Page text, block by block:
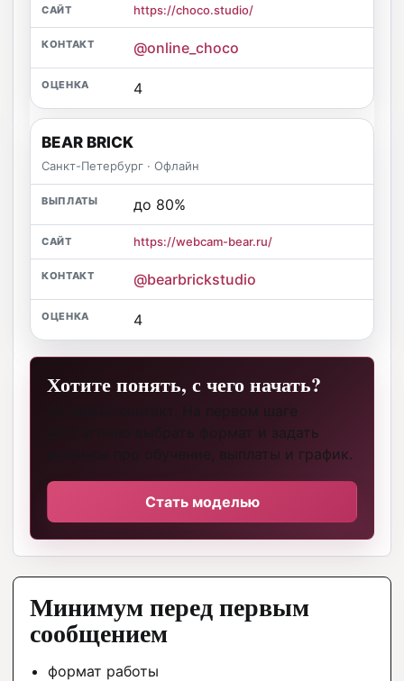
https://choco.studio/
@online_choco
4
BEAR BRICK
Санкт-Петербург · Офлайн
до 80%
https://webcam-bear.ru/
@bearbrickstudio
4
Хотите понять, с чего начать?
Оставьте контакт. На первом шаге
достаточно выбрать формат и задать
вопросы про обучение, выплаты и график.
Стать моделью
Минимум перед первым
сообщением
формат работы